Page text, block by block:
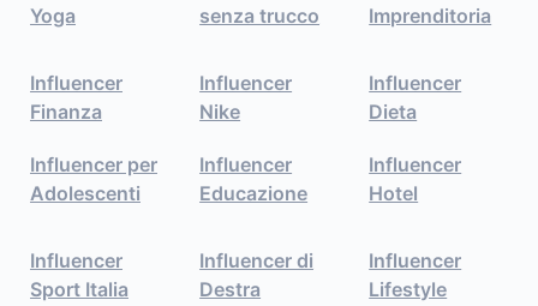
Yoga
senza trucco
Imprenditoria
Influencer
Finanza
Influencer
Nike
Influencer
Dieta
Influencer per
Adolescenti
Influencer
Educazione
Influencer
Hotel
Influencer
Sport Italia
Influencer di
Destra
Influencer
Lifestyle